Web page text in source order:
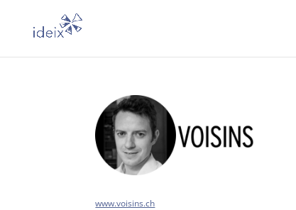
www.voisins.ch